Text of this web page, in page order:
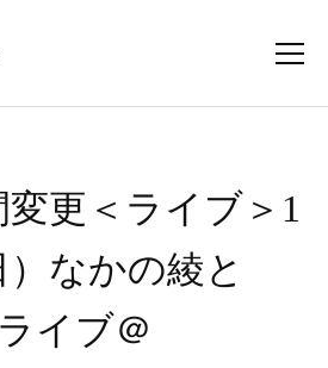
更＜ライブ＞1
）なかの綾と
イブ＠